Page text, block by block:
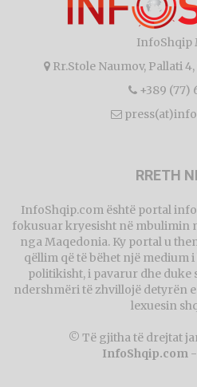
InfoShqip
Rr.Stole Naumov, Pallati
+389 (77)
RRETH
InfoShqip.com është portal
fokusuar kryesisht në mbulimin
nga Maqedonia. Ky portal u
qëllim që të bëhet një medium
politikisht, i pavarur dhe
ndershmëri të zhvillojë detyrën
lexuesin
© Të gjitha të drejtat
InfoShqip.com-